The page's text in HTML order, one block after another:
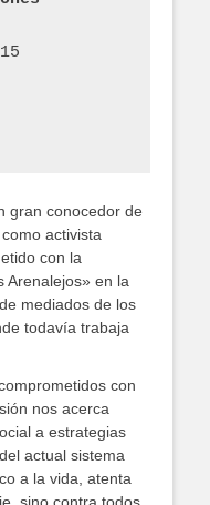
gran conocedor de
activista
con la
Arenalejos» en la
mediados de los
todavía trabaja
con
nos acerca
a estrategias
actual sistema
a la vida, atenta
sino contra todos